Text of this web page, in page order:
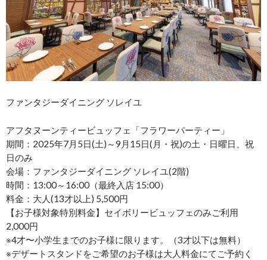
ファンタジーダイニング ソレイユ
アフタヌーンティービュッフェ「フラワーパーティー」
期間：2025年7月5日(土)～9月15日(月・祝)の土・日曜日、祝
日のみ
会場：ファンタジーダイニング ソレイユ(2階)
時間：13:00～16:00（最終入店 15:00）
料金：大人(13才以上) 5,500円
【お子様対象特別料金】セイボリービュッフェのみご利用
2,000円
※4才〜小学生までのお子様に限ります。（3才以下は無料）
※デザートスタンドをご希望のお子様は大人料金にてご予約く